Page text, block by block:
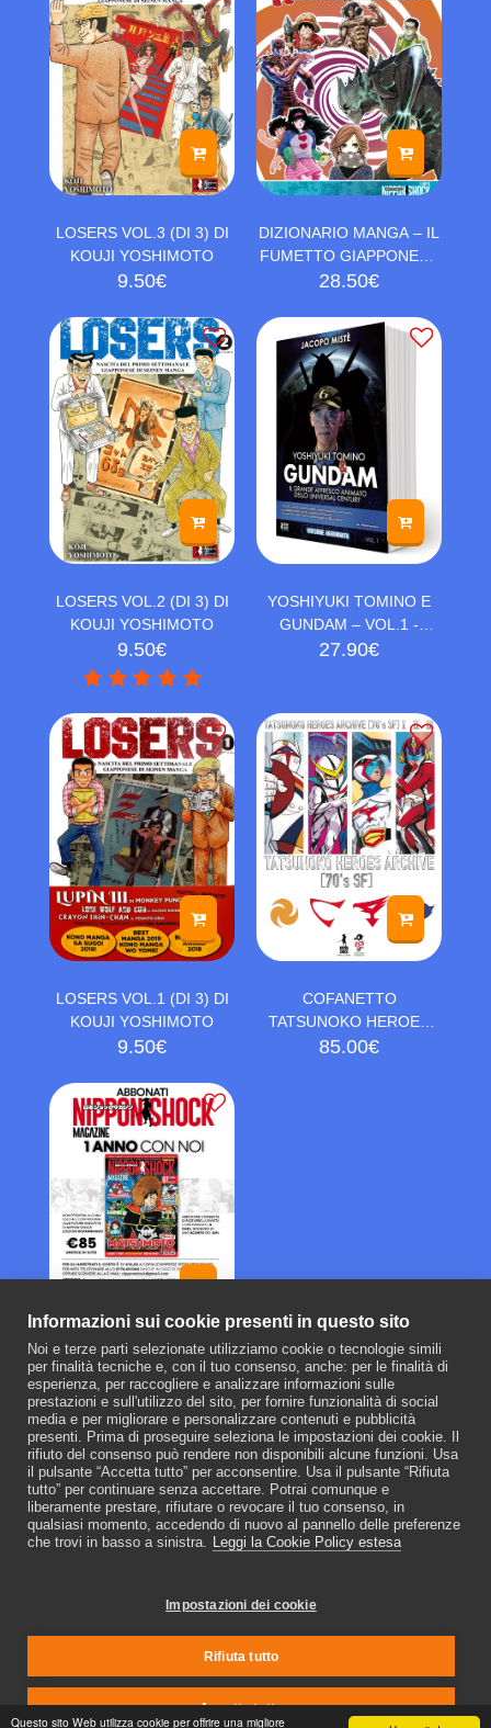
Questo sito Web utilizza cookie per offrire una migliore
LOSERS VOL.3 (DI 3) DI
KOUJI YOSHIMOTO
9.50€
DIZIONARIO MANGA – IL
FUMETTO GIAPPONESE
DALLA A ALLA Z
28.50€
LOSERS VOL.2 (DI 3) DI
KOUJI YOSHIMOTO
9.50€
YOSHIYUKI TOMINO E
GUNDAM – VOL.1 -
VERSIONE AGGIORNATA
27.90€
LOSERS VOL.1 (DI 3) DI
KOUJI YOSHIMOTO
9.50€
COFANETTO
TATSUNOKO HEROES
ARCHIVE (70’S SF) 1-2-3
85.00€
UN ANNO CON NOI
115€
85 €
Nippon Shock
Copyright © 2026 Tutti i diritti riservati
Informazioni sui cookie presenti in questo sito
Noi e terze parti selezionate utilizziamo cookie o tecnologie simili
per finalità tecniche e, con il tuo consenso, anche: per le finalità di
esperienza, per raccogliere e analizzare informazioni sulle
prestazioni e sull'utilizzo del sito, per fornire funzionalità di social
media e per migliorare e personalizzare contenuti e pubblicità
presenti. Prima di proseguire seleziona le impostazioni dei cookie. Il
rifiuto del consenso può rendere non disponibili alcune funzioni. Usa
il pulsante “Accetta tutto” per acconsentire. Usa il pulsante “Rifiuta
tutto” per continuare senza accettare. Potrai comunque e
liberamente prestare, rifiutare o revocare il tuo consenso, in
qualsiasi momento, accedendo di nuovo al pannello delle preferenze
che trovi in basso a sinistra. Leggi la Cookie Policy estesa
Impostazioni dei cookie
Rifiuta tutto
Accetta tutto